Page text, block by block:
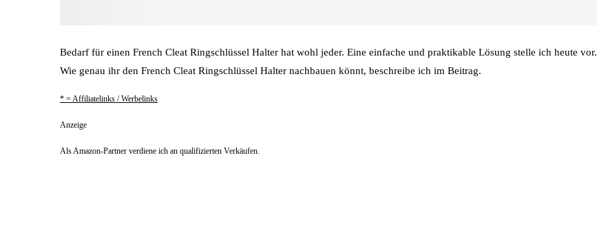
Bedarf für einen French Cleat Ringschlüssel Halter hat wohl jeder. Eine einfache und praktikable Lösung stelle ich heute vor.
Wie genau ihr den French Cleat Ringschlüssel Halter nachbauen könnt, beschreibe ich im Beitrag.
* = Affiliatelinks / Werbelinks
Anzeige
Als Amazon-Partner verdiene ich an qualifizierten Verkäufen.